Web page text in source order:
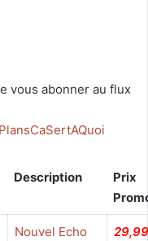
vous abonner au flux
Description
Prix
Nouvel Echo
29,99